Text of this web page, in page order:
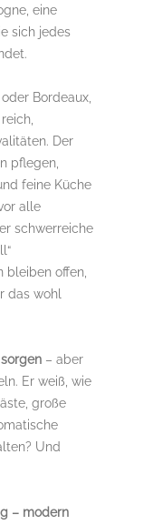
eine
sich jedes
Bordeaux,
Der
pflegen,
feine Küche
alle
schwerreiche
bleiben offen,
das wohl
– aber
Er weiß, wie
große
Und
– modern